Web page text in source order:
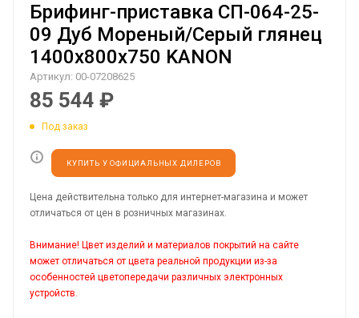
Брифинг-приставка СП-064-25-
09 Дуб Мореный/Серый глянец
1400х800х750 KANON
Артикул: 00-07208625
85 544 ₽
Под заказ
КУПИТЬ У ОФИЦИАЛЬНЫХ ДИЛЕРОВ
Цена действительна только для интернет-магазина и может
отличаться от цен в розничных магазинах.
Внимание! Цвет изделий и материалов покрытий на сайте
может отличаться от цвета реальной продукции из-за
особенностей цветопередачи различных электронных
устройств.